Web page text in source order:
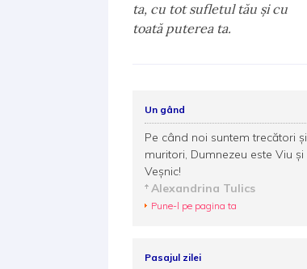
ta, cu tot sufletul tău şi cu
toată puterea ta.
Un gând
Pe când noi suntem trecători și
muritori, Dumnezeu este Viu și
Veşnic!
Alexandrina Tulics
Pune-l pe pagina ta
Pasajul zilei